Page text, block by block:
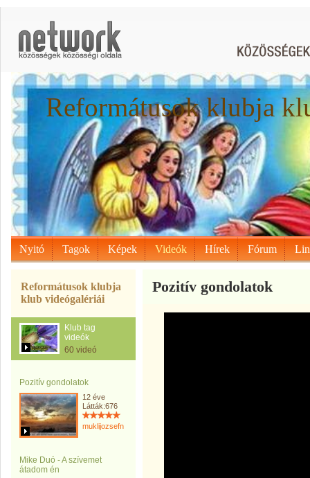
Reformátusok klubja
Nyitó Tagok Képek Videók Hírek Fórum
Reformátusok klubja
klub videógalériái
Klub tag
videók
60 videó
Pozitív gondolatok
12 éve
Látták:676
muklijozsefnemargit
Mike Duó - A szívemet
átadom én
Pozitív gondolatok